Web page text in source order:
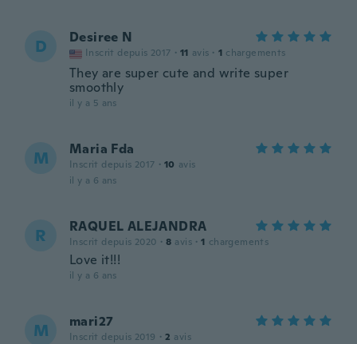
D Desiree N
Inscrit depuis 2017 · 11 avis · 1 chargements
They are super cute and write super
smoothly
il y a 5 ans
M Maria Fda
Inscrit depuis 2017 · 10 avis
il y a 6 ans
R RAQUEL ALEJANDRA
Inscrit depuis 2020 · 8 avis · 1 chargements
Love it!!!
il y a 6 ans
M mari27
Inscrit depuis 2019 · 2 avis